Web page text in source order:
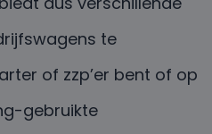
te
of zzp’er bent of op
gebruikte